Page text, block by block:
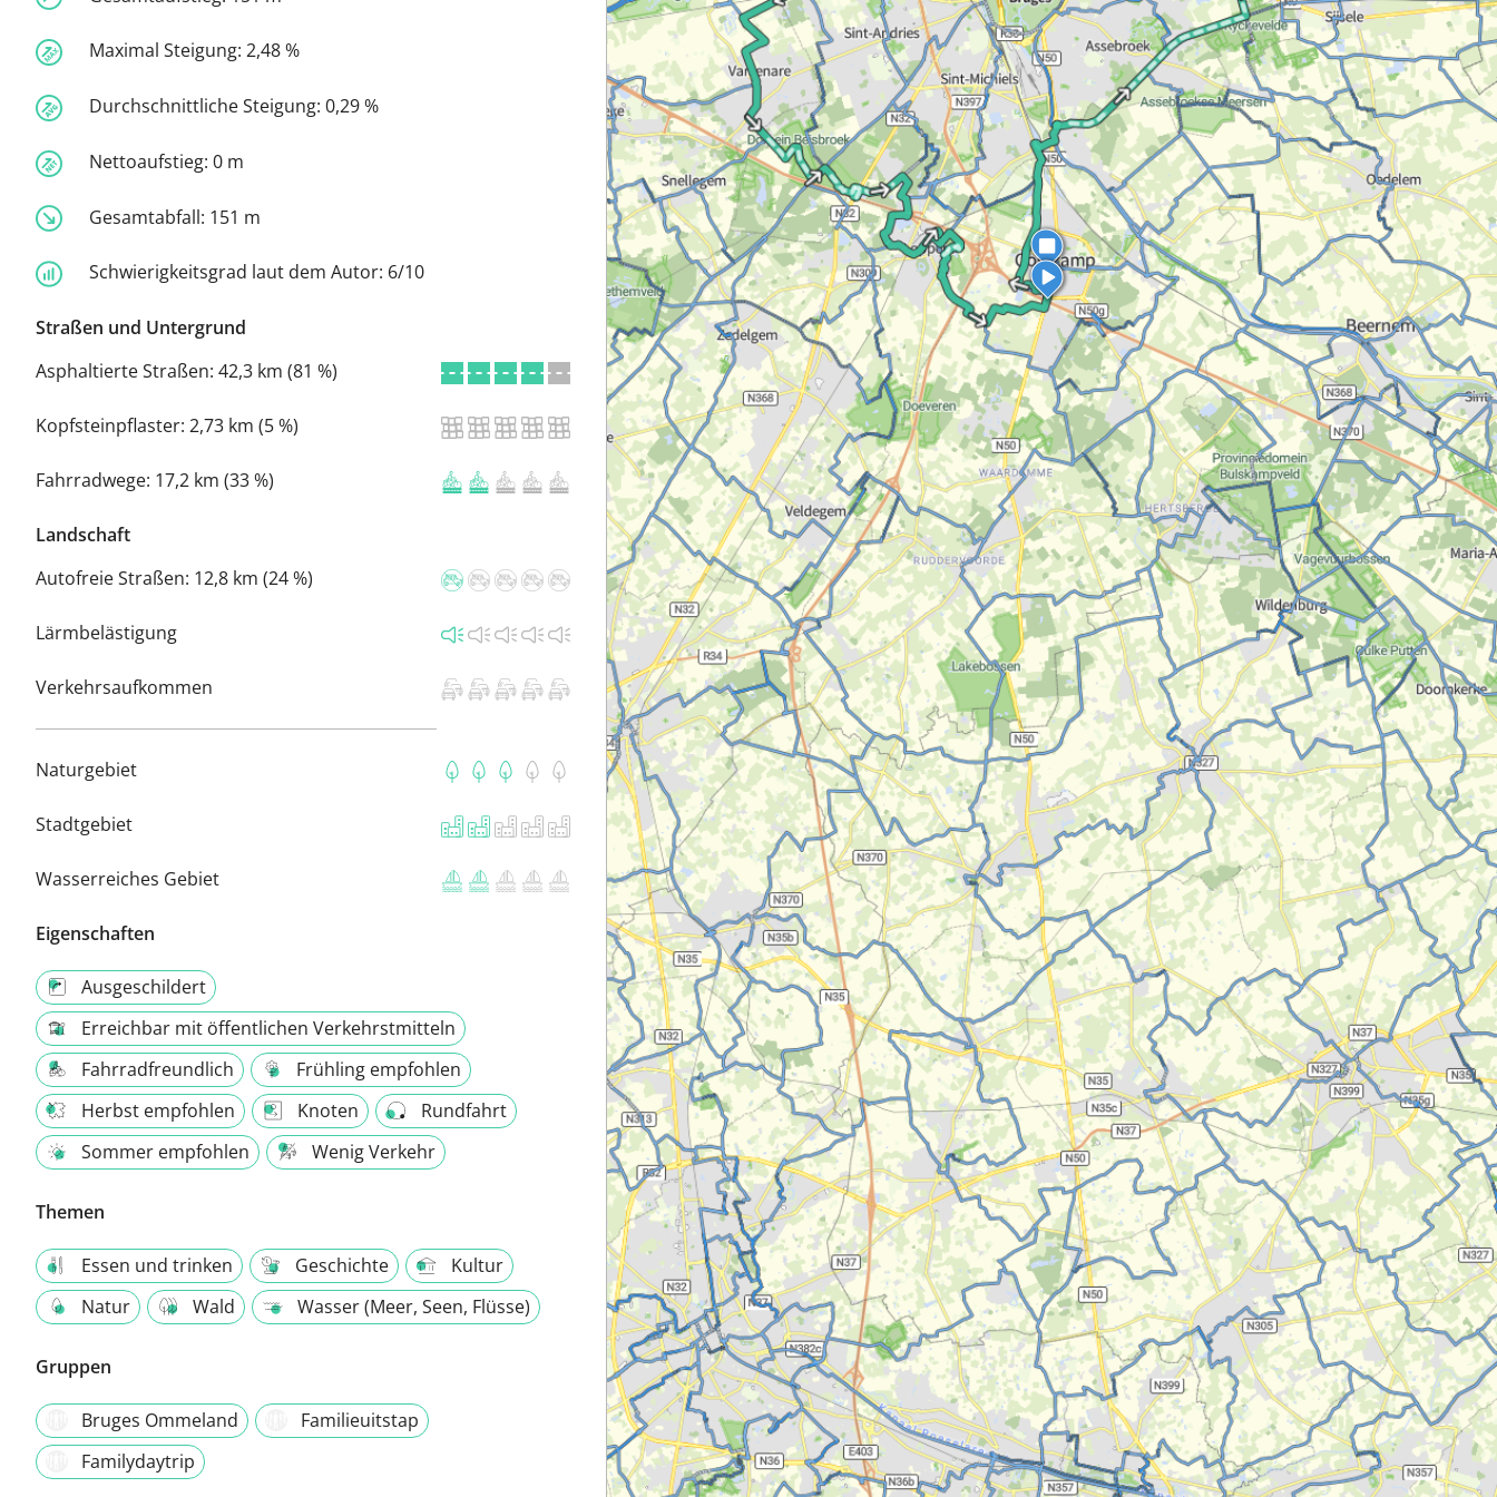
Maximal Steigung: 2,48 %
Durchschnittliche Steigung: 0,29 %
Nettoaufstieg: 0 m
Gesamtabfall: 151 m
Schwierigkeitsgrad laut dem Autor: 6/10
Straßen und Untergrund
Asphaltierte Straßen: 42,3 km (81 %)
Kopfsteinpflaster: 2,73 km (5 %)
Fahrradwege: 17,2 km (33 %)
Landschaft
Autofreie Straßen: 12,8 km (24 %)
Lärmbelästigung
Verkehrsaufkommen
Naturgebiet
Stadtgebiet
Wasserreiches Gebiet
Eigenschaften
Ausgeschildert
Erreichbar mit öffentlichen Verkehrstmitteln
Fahrradfreundlich
Frühling empfohlen
Herbst empfohlen
Knoten
Rundfahrt
Sommer empfohlen
Wenig Verkehr
Themen
Essen und trinken Geschichte
Kultur
Natur
Wald Wasser (Meer, Seen, Flüsse)
Gruppen
Bruges Ommeland
Familieuitstap
Familydaytrip